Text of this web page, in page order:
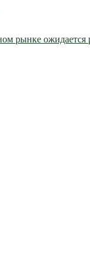
рынке ожидается